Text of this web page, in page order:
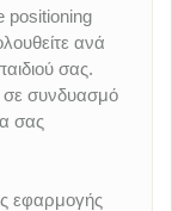
positioning
ανά
σας.
σε συνδυασμό
σας
εφαρμογής